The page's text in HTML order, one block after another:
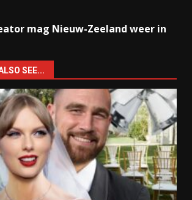
mag Nieuw-Zeeland weer in
SEE...